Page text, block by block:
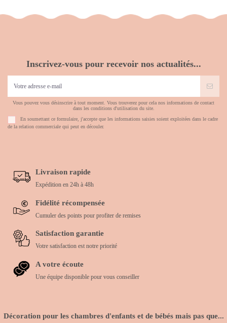
Inscrivez-vous pour recevoir nos actualités...
Vous pouvez vous désinscrire à tout moment. Vous trouverez pour cela nos informations de contact
dans les conditions d'utilisation du site.
En soumettant ce formulaire, j'accepte que les informations saisies soient exploitées dans le cadre
de la relation commerciale qui peut en découler.
Livraison rapide
Expédition en 24h à 48h
Fidélité récompensée
Cumuler des points pour profiter de remises
Satisfaction garantie
Votre satisfaction est notre priorité
A votre écoute
Une équipe disponible pour vous conseiller
Décoration pour les chambres d'enfants et de bébés mais pas que...